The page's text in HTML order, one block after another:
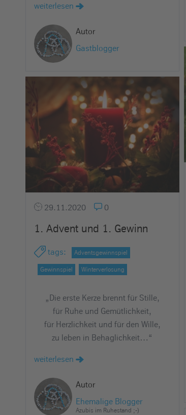
weiterlesen
Autor
Gastblogger
29.11.2020 0
1. Advent und 1. Gewinn
tags: Adventsgewinnspiel
Gewinnspiel Winterverlosung
„Die erste Kerze brennt für Stille,
für Ruhe und Gemütlichkeit,
für Herzlichkeit und für den Wille,
zu leben in Behaglichkeit…“
weiterlesen
Autor
Ehemalige Blogger
Azubis im Ruhestand ;-)